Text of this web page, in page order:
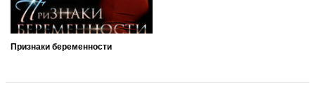
Признаки беременности